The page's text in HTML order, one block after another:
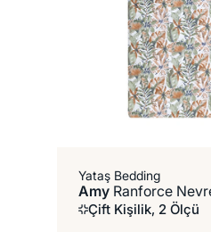
Yataş Bedding
Amy Ranforce
Çift Kişilik, 2 Ölçü